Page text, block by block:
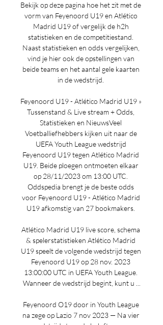
Bekijk op deze pagina hoe het zit met de
vorm van Feyenoord U19 en Atlético
Madrid U19 of vergelijk de h2h
statistieken en de competitiestand.
Naast statistieken en odds vergelijken,
vind je hier ook de opstellingen van
beide teams en het aantal gele kaarten
in de wedstrijd.
Feyenoord U19 - Atlético Madrid U19 »
Tussenstand & Live stream + Odds,
Statistieken en NieuwsVeel
Voetballiefhebbers kijken uit naar de
UEFA Youth League wedstrijd
Feyenoord U19 tegen Atlético Madrid
U19. Beide ploegen ontmoeten elkaar
op 28/11/2023 om 13:00 UTC.
Oddspedia brengt je de beste odds
voor Feyenoord U19 - Atlético Madrid
U19 afkomstig van 27 bookmakers.
Atlético Madrid U19 live score, schema
& spelerstatistieken Atlético Madrid
U19 speelt de volgende wedstrijd tegen
Feyenoord U19 op 28 nov. 2023
13:00:00 UTC in UEFA Youth League.
Wanneer de wedstrijd begint, kunt u ...
Feyenoord O19 door in Youth League
na zege op Lazio 7 nov 2023 — Na vier